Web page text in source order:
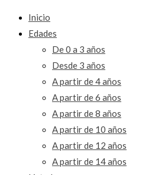
Inicio
Edades
De 0 a 3 años
Desde 3 años
A partir de 4 años
A partir de 6 años
A partir de 8 años
A partir de 10 años
A partir de 12 años
A partir de 14 años